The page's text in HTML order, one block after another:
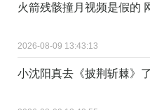
火箭残骸撞月视频是假的
2026-08-09 13:43:13
小沈阳真去《披荆斩棘》